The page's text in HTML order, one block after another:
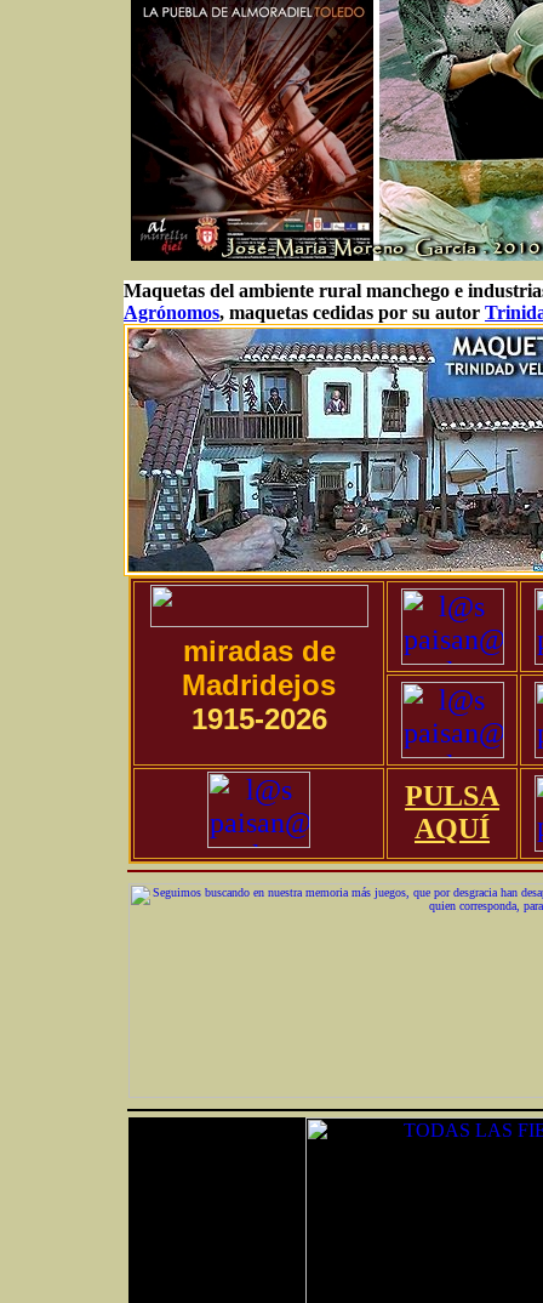
Maquetas del ambiente rural manchego e
Agrónomos, maquetas cedidas por su autor
miradas de
Madridejos
1915-2026
PULSA
AQUÍ